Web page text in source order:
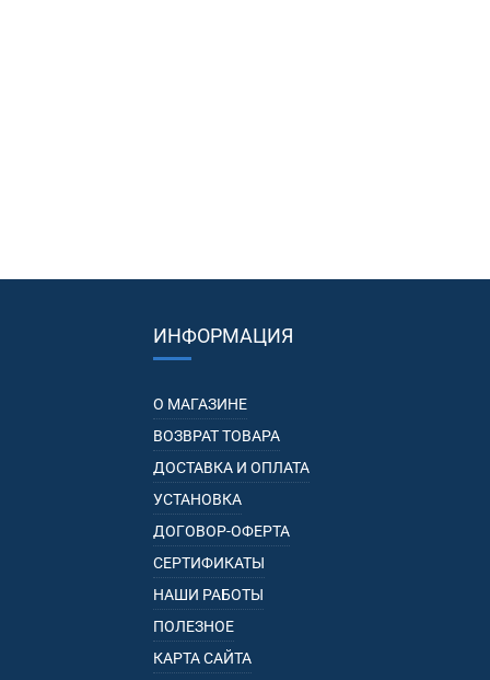
ИНФОРМАЦИЯ
О МАГАЗИНЕ
ВОЗВРАТ ТОВАРА
ДОСТАВКА И ОПЛАТА
УСТАНОВКА
ДОГОВОР-ОФЕРТА
СЕРТИФИКАТЫ
НАШИ РАБОТЫ
ПОЛЕЗНОЕ
КАРТА САЙТА